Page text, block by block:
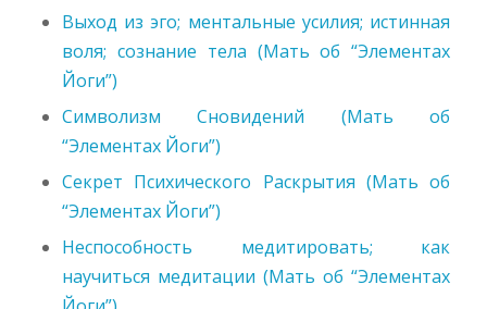
Выход из эго; ментальные усилия; истинная
воля; сознание тела (Мать об “Элементах
Йоги”)
Символизм Сновидений (Мать об
“Элементах Йоги”)
Секрет Психического Раскрытия (Мать об
“Элементах Йоги”)
Неспособность медитировать; как
научиться медитации (Мать об “Элементах